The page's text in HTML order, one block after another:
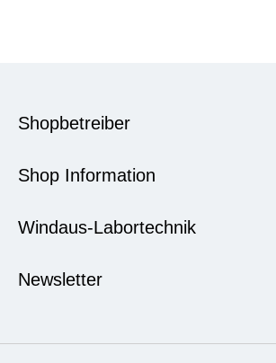
Shopbetreiber
Shop Information
Windaus-Labortechnik
Newsletter